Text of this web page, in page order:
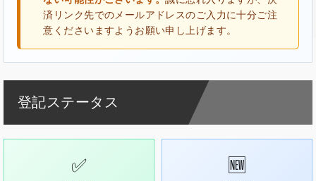
済リンク先でのメールアドレスのご入力に十分ご注
意くださいますようお願い申し上げます。
登記ステータス
✅ 🆕